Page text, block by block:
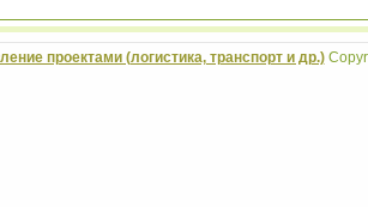
проектами (логистика, транспорт и др.)